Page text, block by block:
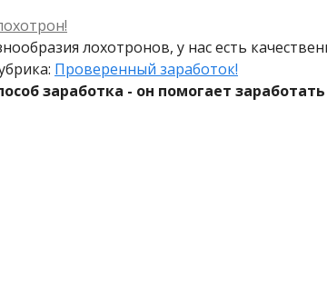
лохотронов, у нас есть
Проверенный заработок!
заработка - он помогает